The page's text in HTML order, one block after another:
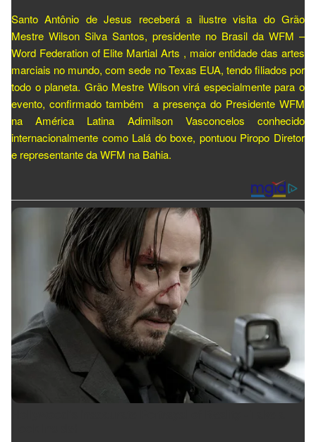
Santo Antônio de Jesus receberá a ilustre visita do Grão
Mestre Wilson Silva Santos, presidente no Brasil da WFM –
Word Federation of Elite Martial Arts , maior entidade das artes
marciais no mundo, com sede no Texas EUA, tendo filiados por
todo o planeta. Grão Mestre Wilson virá especialmente para o
evento, confirmado também a presença do Presidente WFM
na América Latina Adimilson Vasconcelos conhecido
internacionalmente como Lalá do boxe, pontuou Piropo Diretor
e representante da WFM na Bahia.